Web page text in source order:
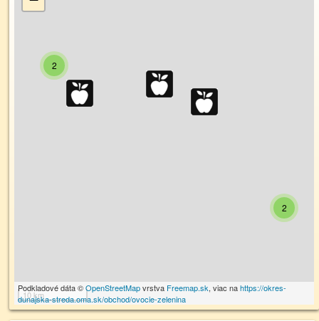
2
2
10 km
Podkladové dáta ©OpenStreetMapvrstva Freemap.sk, viac nahttps://okres-
dunajska-streda.oma.sk/obchod/ovocie-zelenina